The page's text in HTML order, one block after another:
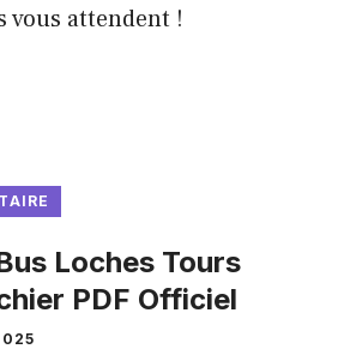
vous attendent !
Loches Tours
PDF Officiel